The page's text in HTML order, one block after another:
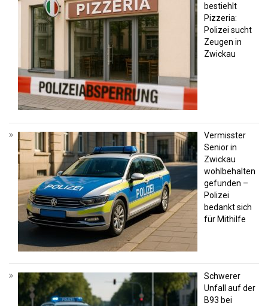
bestiehlt
Pizzeria:
Polizei sucht
Zeugen in
Zwickau
Vermisster
Senior in
Zwickau
wohlbehalten
gefunden –
Polizei
bedankt sich
für Mithilfe
Schwerer
Unfall auf der
B93 bei